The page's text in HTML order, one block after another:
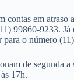
contas em atraso
99860-9233. Já
para o número
de segunda a
17h.